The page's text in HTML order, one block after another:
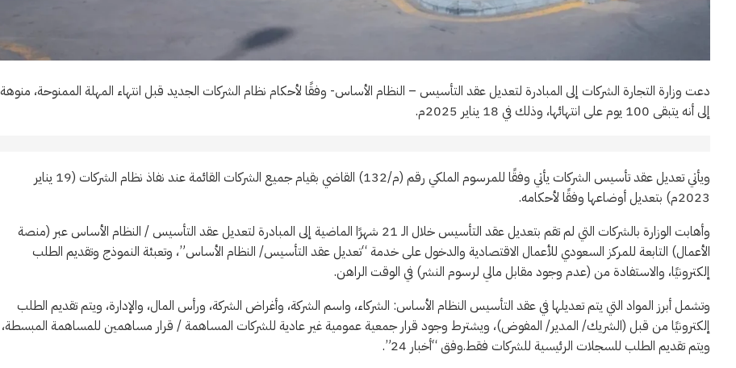
دعت وزارة التجارة الشركات إلى المبادرة لتعديل عقد التأسيس – النظام الأساس- وفقًا لأحكام نظام الشركات الجديد قبل انتهاء المهلة الممنوحة، منوهة
إلى أنه يتبقى 100 يوم على انتهائها، وذلك في 18 يناير 2025م.
ويأتي تعديل عقد تأسيس الشركات يأتي وفقًا للمرسوم الملكي رقم (م/132) القاضي بقيام جميع الشركات القائمة عند نفاذ نظام الشركات (19 يناير
2023م) بتعديل أوضاعها وفقًا لأحكامه.
وأهابت الوزارة بالشركات التي لم تقم بتعديل عقد التأسيس خلال الـ 21 شهرًا الماضية إلى المبادرة لتعديل عقد التأسيس / النظام الأساس عبر (منصة
الأعمال) التابعة للمركز السعودي للأعمال الاقتصادية والدخول على خدمة “تعديل عقد التأسيس/ النظام الأساس”، وتعبئة النموذج وتقديم الطلب
إلكترونيًا، والاستفادة من (عدم وجود مقابل مالي لرسوم النشر) في الوقت الراهن.
وتشمل أبرز المواد التي يتم تعديلها في عقد التأسيس النظام الأساس: الشركاء، واسم الشركة، وأغراض الشركة، ورأس المال، والإدارة، ويتم تقديم الطلب
إلكترونيًا من قبل (الشريك/ المدير/ المفوض)، ويشترط وجود قرار جمعية عمومية غير عادية للشركات المساهمة / قرار مساهمين للمساهمة المبسطة،
ويتم تقديم الطلب للسجلات الرئيسية للشركات فقط.وفق “أخبار 24”.